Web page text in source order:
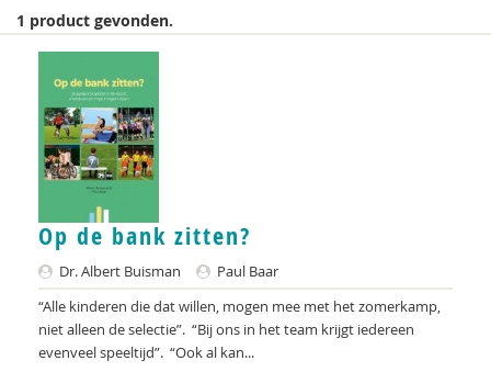
Anja van der Aa
Yvonne Aartsen
Manja Abrahams
Nesrien Abu Ghazaleh
Anne Addink
Anne Addink
Marian Adriaansen
Marcel van Aken
1 product gevonden.
Op de bank zitten?
Dr. Albert Buisman
Paul Baar
“Alle kinderen die dat willen, mogen mee met het zomerkamp,
niet alleen de selectie”. “Bij ons in het team krijgt iedereen
evenveel speeltijd”. “Ook al kan...